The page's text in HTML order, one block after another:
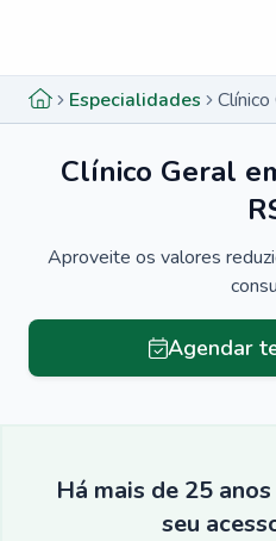
Especialidades
Clínico Geral
Aproveite os valores
Agendar
Há mais de 25
seu